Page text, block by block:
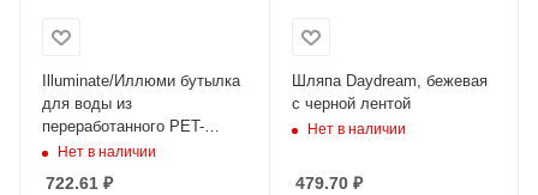
Illuminate/Иллюми бутылка
для воды из
переработанного PET-
пластика, объемом 600 мл
- Красный
Нет в наличии
722.61 ₽
Шляпа Daydream, бежевая
с черной лентой
Нет в наличии
479.70₽